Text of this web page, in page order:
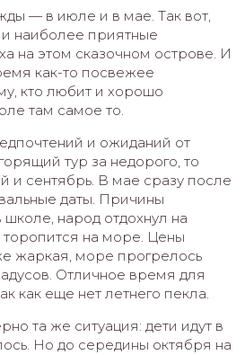
— в июле и в мае. Так вот,
наиболее приятные
на этом сказочном острове. И
как-то посвежее
кто любит и хорошо
там самое то.
и ожиданий от
тур за недорого, то
и сентябрь. В мае сразу после
даты. Причины
народ отдохнул на
торопится на море. Цены
жаркая, море прогрелось
Отличное время для
как еще нет летнего пекла.
та же ситуация: дети идут в
Но до середины октября на